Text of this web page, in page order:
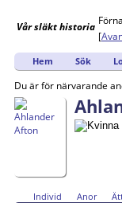
Vårsläkthistoria
[
Hem Sök
Du är för närvarande
Individ Anor